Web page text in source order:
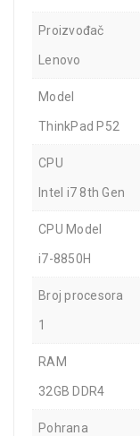
Proizvođač
Lenovo
Model
ThinkPad P52
CPU
Intel i7 8th Gen
CPU Model
i7-8850H
Broj procesora
1
RAM
32GB DDR4
Pohrana